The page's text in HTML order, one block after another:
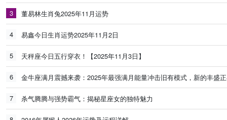
3 董易林生肖兔2025年11月运势
4 易鑫今日生肖运势2025年11月2日
5 天秤座今日五行穿衣！【2025年11月3日】
6 金牛座满月震撼来袭：2025年最强满月能量冲击旧有模式，新的丰盛
7 杀气腾腾与强势霸气：揭秘星座女的独特魅力